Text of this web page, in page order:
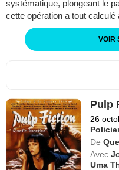
systématique, plongeant le
cette opération a tout
VOIR
Pulp
26
De
Avec
Uma